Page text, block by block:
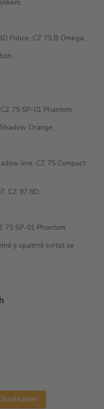
Police, CZ 75 B Omega,
75 SP-01 Phantom,
Orange,
line, CZ 75 Compact
CZ 97 BD.
75 SP-01 Phantom.
ji opatrně svrtat se
Souhlasím